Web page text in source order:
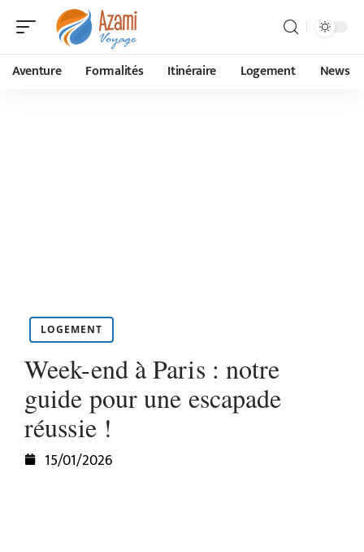
Aventure Formalités Itinéraire Logement News
LOGEMENT
Week-end à Paris : notre
guide pour une escapade
réussie !
15/01/2026